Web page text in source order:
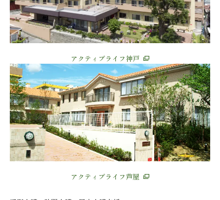
アクティブライフ神戸
アクティブライフ芦屋